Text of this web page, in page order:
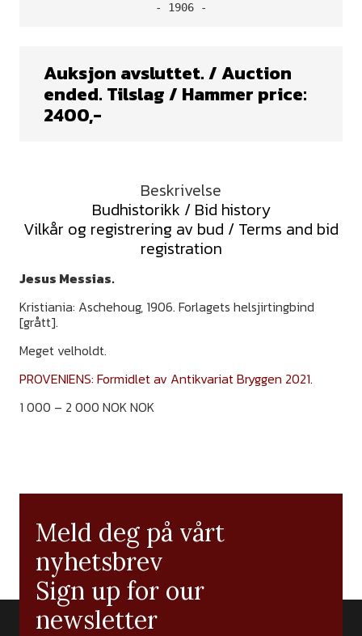
- 1906 -
Auksjon avsluttet. / Auction
ended. Tilslag / Hammer price:
2400,-
Beskrivelse
Budhistorikk / Bid history
Vilkår og registrering av bud / Terms and bid
registration
Jesus Messias.
Kristiania: Aschehoug, 1906. Forlagets helsjirtingbind
[grått].
Meget velholdt.
PROVENIENS: Formidlet av Antikvariat Bryggen 2021.
1 000 – 2 000 NOK NOK
Meld deg på vårt
nyhetsbrev
Sign up for our
newsletter